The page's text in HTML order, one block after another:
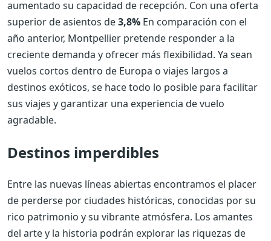
aumentado su capacidad de recepción. Con una oferta
superior de asientos de3,8% En comparación con el
año anterior, Montpellier pretende responder a la
creciente demanda y ofrecer más flexibilidad. Ya sean
vuelos cortos dentro de Europa o viajes largos a
destinos exóticos, se hace todo lo posible para facilitar
sus viajes y garantizar una experiencia de vuelo
agradable.
Destinos imperdibles
Entre las nuevas líneas abiertas encontramos el placer
de perderse por ciudades históricas, conocidas por su
rico patrimonio y su vibrante atmósfera. Los amantes
del arte y la historia podrán explorar las riquezas de